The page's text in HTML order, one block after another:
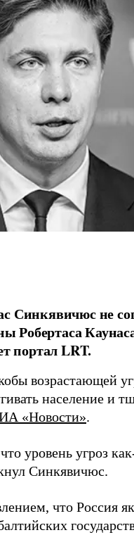
Синкявичюс не
Робертаса
портал LRT.
возрастающей
население и
«Новости».
уровень угроз
Синкявичюс.
что Россия